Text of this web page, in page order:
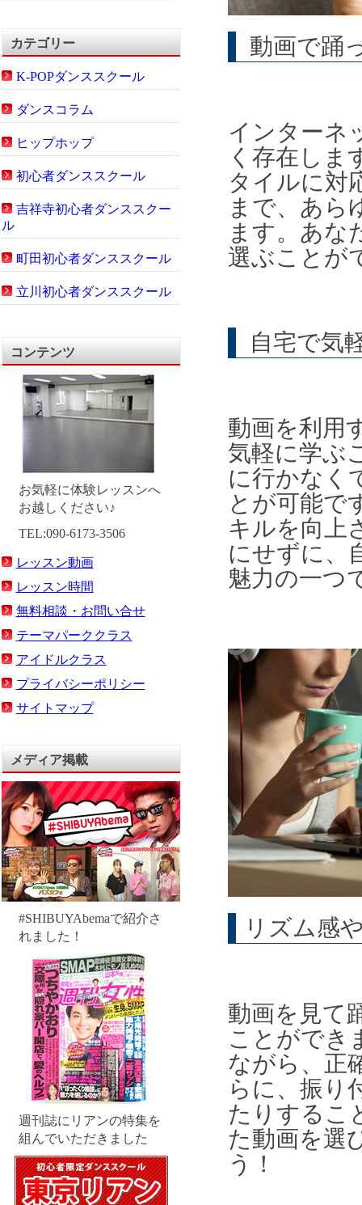
動画で踊
インターネ
く存在しま
タイルに対
まで、あら
ます。あな
選ぶことが
自宅で気
動画を利用
気軽に学ぶ
に行かなく
とが可能で
キルを向上
にせずに、
魅力の一つ
リズム感
動画を見て
ことができ
ながら、正
らに、振り
たりするこ
た動画を選
う！
カテゴリー
K-POPダンススクール
ダンスコラム
ヒップホップ
初心者ダンススクール
吉祥寺初心者ダンススクー
ル
町田初心者ダンススクール
立川初心者ダンススクール
コンテンツ
お気軽に体験レッスンへ
お越しください♪
TEL:090-6173-3506
レッスン動画
レッスン時間
無料相談・お問い合せ
テーマパーククラス
アイドルクラス
プライバシーポリシー
サイトマップ
メディア掲載
#SHIBUYAbemaで紹介さ
れました！
週刊誌にリアンの特集を
組んでいただきました